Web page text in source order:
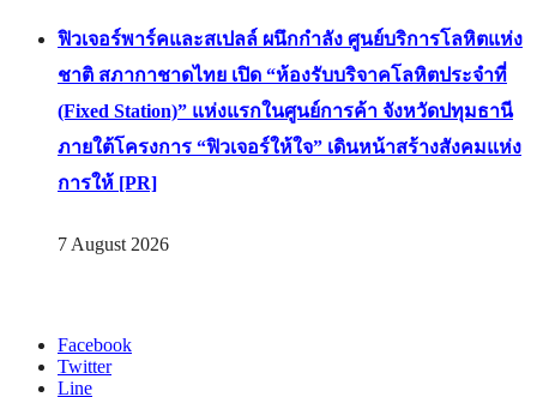
ฟิวเจอร์พาร์คและสเปลล์ ผนึกกำลัง ศูนย์บริการโลหิตแห่ง
ชาติ สภากาชาดไทย เปิด “ห้องรับบริจาคโลหิตประจำที่
(Fixed Station)” แห่งแรกในศูนย์การค้า จังหวัดปทุมธานี
ภายใต้โครงการ “ฟิวเจอร์ให้ใจ” เดินหน้าสร้างสังคมแห่ง
การให้ [PR]
7 August 2026
Facebook
Twitter
Line